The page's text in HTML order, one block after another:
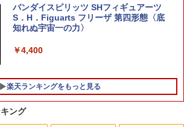
SYUTO 【再生産】1/1 精霊馬プラモ キ
ュウリとナス プラモデル
バンダイスピリッツ SHフィギュアーツ
S．H．Figuarts フリーザ 第四形態〈底
知れぬ宇宙一の力〉
￥4,400
楽天ランキングをもっと見る
ング